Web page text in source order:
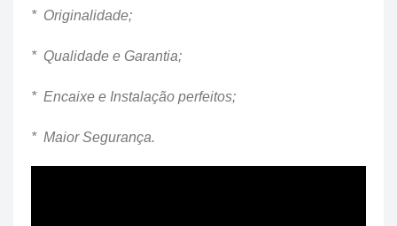
* Originalidade;
* Qualidade e Garantia;
* Encaixe e Instalação perfeitos;
* Maior Segurança.